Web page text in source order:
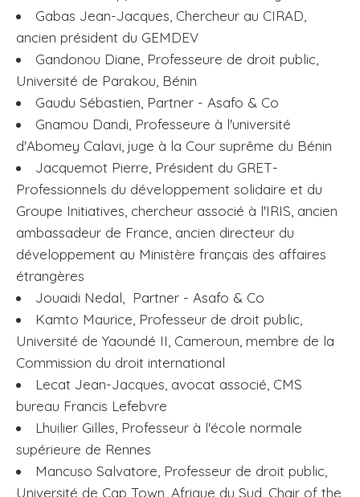
Gabas Jean-Jacques, Chercheur au CIRAD,
ancien président du GEMDEV
Gandonou Diane, Professeure de droit public,
Université de Parakou, Bénin
Gaudu Sébastien, Partner - Asafo & Co
Gnamou Dandi, Professeure à l'université
d'Abomey Calavi, juge à la Cour suprême du Bénin
Jacquemot Pierre, Président du GRET-
Professionnels du développement solidaire et du
Groupe Initiatives, chercheur associé à l'IRIS, ancien
ambassadeur de France, ancien directeur du
développement au Ministère français des affaires
étrangères
Jouaidi Nedal, Partner - Asafo & Co
Kamto Maurice, Professeur de droit public,
Université de Yaoundé II, Cameroun, membre de la
Commission du droit international
Lecat Jean-Jacques, avocat associé, CMS
bureau Francis Lefebvre
Lhuilier Gilles, Professeur à l'école normale
supérieure de Rennes
Mancuso Salvatore, Professeur de droit public,
Université de Cap Town, Afrique du Sud, Chair of the